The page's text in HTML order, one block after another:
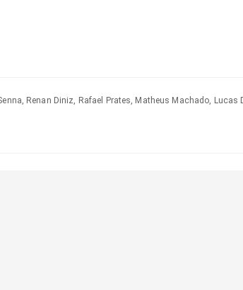
Renan Diniz, Rafael Prates, Matheus Machado,